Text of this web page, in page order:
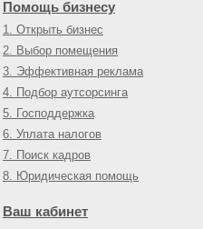
Помощь бизнесу
1. Открыть бизнес
2. Выбор помещения
3. Эффективная реклама
4. Подбор аутсорсинга
5. Господдержка
6. Уплата налогов
7. Поиск кадров
8. Юридическая помощь
Ваш кабинет